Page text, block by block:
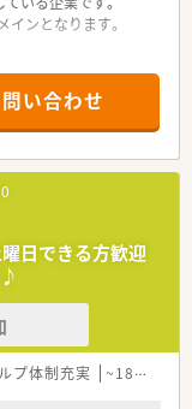
ンとなります。
い合わせ
日できる方歓迎
プ体制充実 ~18時までの職場